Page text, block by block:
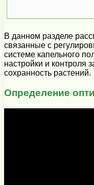
В данном разделе
связанные с
системе капельного
настройки и контроля
сохранность растений.
Определение